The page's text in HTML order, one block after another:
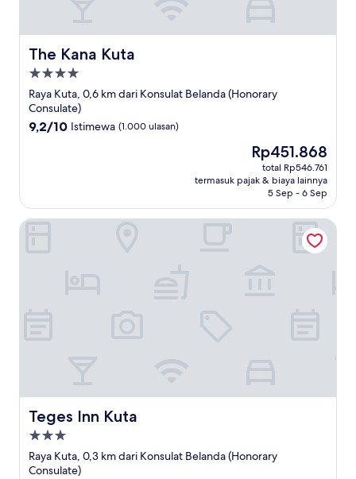
The Kana Kuta
The Kana Kuta
Properti
bintang
4.0
Raya Kuta, 0,6 km dari Konsulat Belanda (Honorary
Consulate)
9.2
9,2/10 Istimewa (1.000 ulasan)
Harga
sekarang
Rp451.868
Rp451.868
total Rp546.761
termasuk pajak & biaya lainnya
5 Sep - 6 Sep
Teges Inn Kuta
Teges Inn Kuta
Properti
bintang
3.0
Raya Kuta, 0,3 km dari Konsulat Belanda (Honorary
Consulate)
Teges Inn Kuta